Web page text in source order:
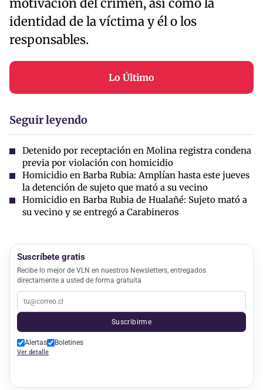
motivación del crimen, así como la
identidad de la víctima y él o los
responsables.
Lo Último
Seguir leyendo
Detenido por receptación en Molina registra condena
previa por violación con homicidio
Homicidio en Barba Rubia: Amplían hasta este jueves
la detención de sujeto que mató a su vecino
Homicidio en Barba Rubia de Hualañé: Sujeto mató a
su vecino y se entregó a Carabineros
Suscríbete gratis
Recibe lo mejor de VLN en nuestros Newsletters, entregados
directamente a usted de forma gratuita
Suscribirme
Alertas Boletines
Ver detalle